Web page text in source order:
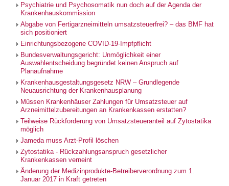
Psychiatrie und Psychosomatik nun doch auf der Agenda der
Krankenhauskommission
Abgabe von Fertigarzneimitteln umsatzsteuerfrei? – das BMF hat
sich positioniert
Einrichtungsbezogene COVID-19-Impfpflicht
Bundesverwaltungsgericht: Unmöglichkeit einer
Auswahlentscheidung begründet keinen Anspruch auf
Planaufnahme
Krankenhausgestaltungsgesetz NRW – Grundlegende
Neuausrichtung der Krankenhausplanung
Müssen Krankenhäuser Zahlungen für Umsatzsteuer auf
Arzneimittelzubereitungen an Krankenkassen erstatten?
Teilweise Rückforderung von Umsatzsteueranteil auf Zytostatika
möglich
Jameda muss Arzt-Profil löschen
Zytostatika - Rückzahlungsanspruch gesetzlicher
Krankenkassen verneint
Änderung der Medizinprodukte-Betreiberverordnung zum 1.
Januar 2017 in Kraft getreten